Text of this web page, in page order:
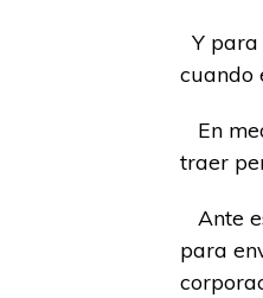
Y para
cuando
En
traer
Ante
para